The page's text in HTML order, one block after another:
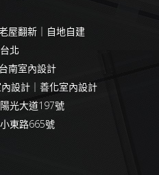
屋翻新｜自地自建
北
南室內設計
設計｜善化室內設計
光大道197號
東路665號